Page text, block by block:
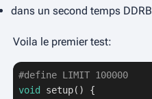
dans un second temps DDRB
Voila le premier test:
#define LIMIT 100000
void
setup()
{